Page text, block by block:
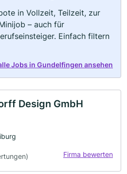
in Vollzeit, Teilzeit, zur
– auch für
Einfach filtern
Jobs in Gundelfingen ansehen
Design GmbH
Firma bewerten